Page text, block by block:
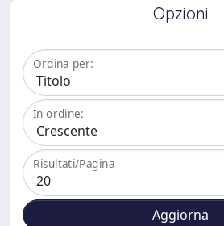
Opzioni
Ordina per:
In ordine:
Risultati/Pagina